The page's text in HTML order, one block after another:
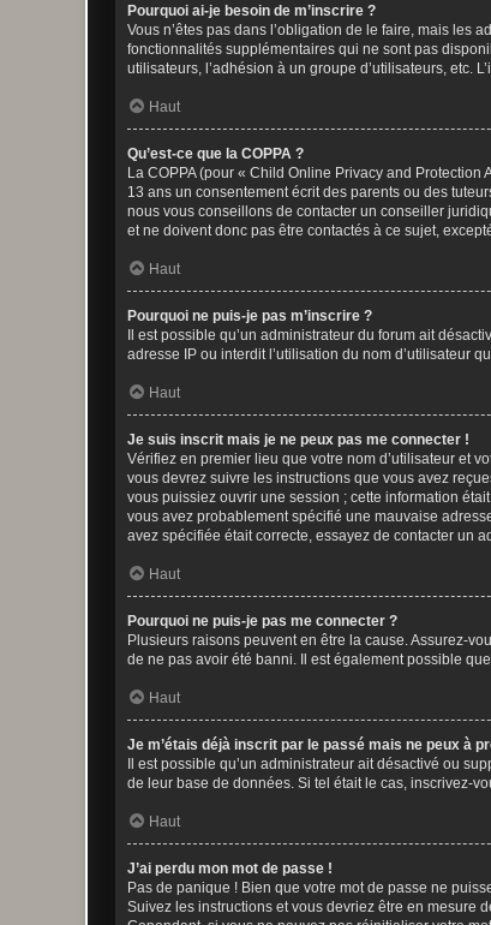
Pourquoi ai-je besoin de m’inscrire ?
Vous n’êtes pas dans l’obligation de le faire, mais les
fonctionnalités supplémentaires qui ne sont pas
utilisateurs, l’adhésion à un groupe d’utilisateurs, etc.
Haut
Qu’est-ce que la COPPA ?
La COPPA (pour « Child Online Privacy and
13 ans un consentement écrit des parents ou des
nous vous conseillons de contacter un conseiller
et ne doivent donc pas être contactés à ce sujet,
Haut
Pourquoi ne puis-je pas m’inscrire ?
Il est possible qu’un administrateur du forum ait
adresse IP ou interdit l’utilisation du nom d’utilisateur
Haut
Je suis inscrit mais je ne peux pas me connecter !
Vérifiez en premier lieu que votre nom d’utilisateur et
vous devrez suivre les instructions que vous avez
vous puissiez ouvrir une session ; cette information
vous avez probablement spécifié une mauvaise
avez spécifiée était correcte, essayez de contacter un
Haut
Pourquoi ne puis-je pas me connecter ?
Plusieurs raisons peuvent en être la cause. Assurez-
de ne pas avoir été banni. Il est également possible
Haut
Je m’étais déjà inscrit par le passé mais ne peux à
Il est possible qu’un administrateur ait désactivé ou
de leur base de données. Si tel était le cas, inscrivez-
Haut
J’ai perdu mon mot de passe !
Pas de panique ! Bien que votre mot de passe ne
Suivez les instructions et vous devriez être en mesure